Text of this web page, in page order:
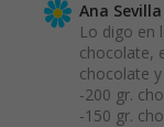
Ana Sevilla
Lo digo en
chocolate,
chocolate
-200 gr.
-150 gr.